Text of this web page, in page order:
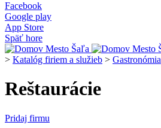
Facebook
Google play
App Store
Späť hore
> Katalóg firiem a služieb > Gastronómia
Reštaurácie
Pridaj firmu